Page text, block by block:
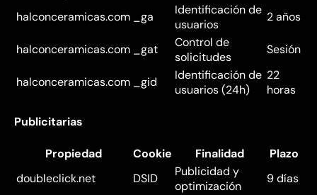
halconceramicas.com
_ga
Identificación de
usuarios
2 años
halconceramicas.com _gat
Control de
solicitudes
Sesión
halconceramicas.com _gid
Identificación de
usuarios (24h)
22
horas
Publicitarias
Propiedad Cookie Finalidad
Plazo
doubleclick.net
DSID
Publicidad y
optimización
9 días